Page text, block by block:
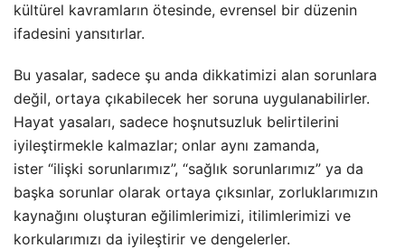
kültürel kavramların ötesinde, evrensel bir düzenin
ifadesini yansıtırlar.
Bu yasalar, sadece şu anda dikkatimizi alan sorunlara
değil, ortaya çıkabilecek her soruna uygulanabilirler.
Hayat yasaları, sadece hoşnutsuzluk belirtilerini
iyileştirmekle kalmazlar; onlar aynı zamanda,
ister “ilişki sorunlarımız”, “sağlık sorunlarımız” ya da
başka sorunlar olarak ortaya çıksınlar, zorluklarımızın
kaynağını oluşturan eğilimlerimizi, itilimlerimizi ve
korkularımızı da iyileştirir ve dengelerler.